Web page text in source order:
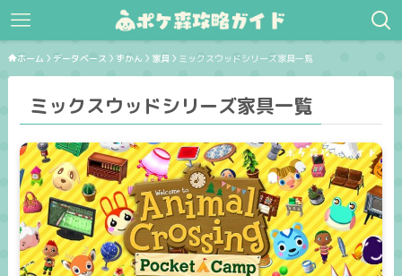
ホーム データベース ずかん 家具 ミックスウッドシリーズ家具一覧
ミックスウッドシリーズ家具一覧